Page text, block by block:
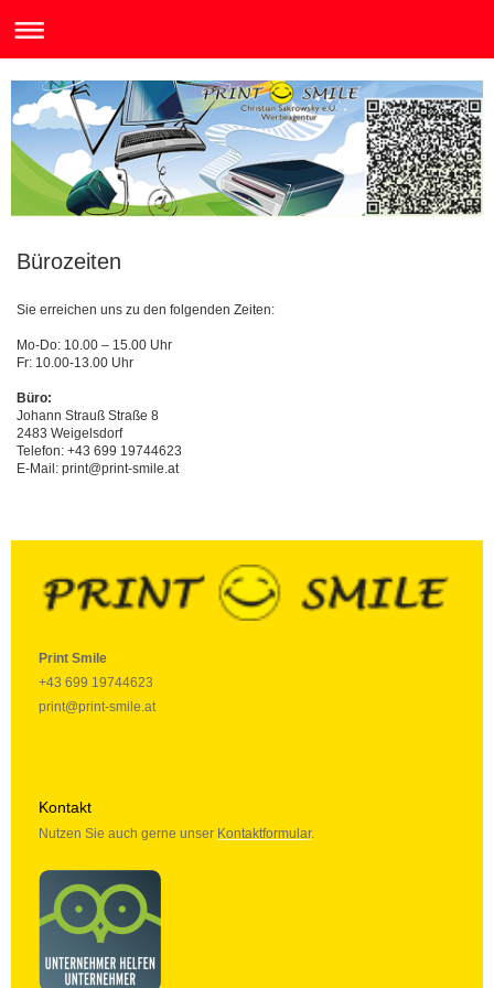
Bürozeiten
Sie erreichen uns zu den folgenden Zeiten:
Mo-Do: 10.00 – 15.00 Uhr
Fr: 10.00-13.00 Uhr
Büro:
Johann Strauß Straße 8
2483 Weigelsdorf
Telefon: +43 699 19744623
E-Mail: print@print-smile.at
Print Smile
+43 699 19744623
print@print-smile.at
Kontakt
Nutzen Sie auch gerne unser Kontaktformular.